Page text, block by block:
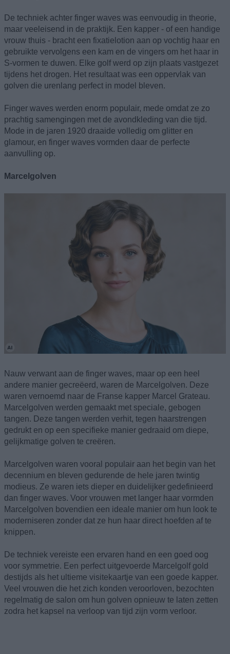
De techniek achter finger waves was eenvoudig in theorie,
maar veeleisend in de praktijk. Een kapper - of een handige
vrouw thuis - bracht een fixatielotion aan op vochtig haar en
gebruikte vervolgens een kam en de vingers om het haar in
S-vormen te duwen. Elke golf werd op zijn plaats vastgezet
tijdens het drogen. Het resultaat was een oppervlak van
golven die urenlang perfect in model bleven.
Finger waves werden enorm populair, mede omdat ze zo
prachtig samengingen met de avondkleding van die tijd.
Mode in de jaren 1920 draaide volledig om glitter en
glamour, en finger waves vormden daar de perfecte
aanvulling op.
Marcelgolven
Nauw verwant aan de finger waves, maar op een heel
andere manier gecreëerd, waren de Marcelgolven. Deze
waren vernoemd naar de Franse kapper Marcel Grateau.
Marcelgolven werden gemaakt met speciale, gebogen
tangen. Deze tangen werden verhit, tegen haarstrengen
gedrukt en op een specifieke manier gedraaid om diepe,
gelijkmatige golven te creëren.
Marcelgolven waren vooral populair aan het begin van het
decennium en bleven gedurende de hele jaren twintig
modieus. Ze waren iets dieper en duidelijker gedefinieerd
dan finger waves. Voor vrouwen met langer haar vormden
Marcelgolven bovendien een ideale manier om hun look te
moderniseren zonder dat ze hun haar direct hoefden af te
knippen.
De techniek vereiste een ervaren hand en een goed oog
voor symmetrie. Een perfect uitgevoerde Marcelgolf gold
destijds als het ultieme visitekaartje van een goede kapper.
Veel vrouwen die het zich konden veroorloven, bezochten
regelmatig de salon om hun golven opnieuw te laten zetten
zodra het kapsel na verloop van tijd zijn vorm verloor.